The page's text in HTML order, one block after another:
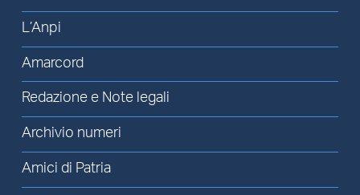
L’Anpi
Amarcord
Redazione e Note legali
Archivio numeri
Amici di Patria